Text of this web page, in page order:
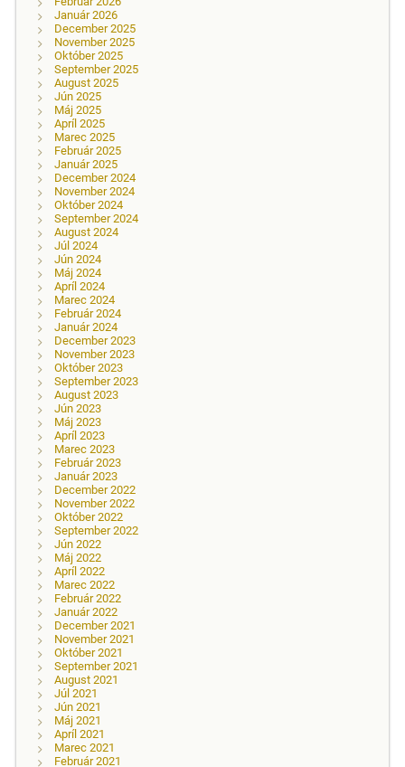
Január 2026
December 2025
November 2025
Október 2025
September 2025
August 2025
Jún 2025
Máj 2025
Apríl 2025
Marec 2025
Február 2025
Január 2025
December 2024
November 2024
Október 2024
September 2024
August 2024
Júl 2024
Jún 2024
Máj 2024
Apríl 2024
Marec 2024
Február 2024
Január 2024
December 2023
November 2023
Október 2023
September 2023
August 2023
Jún 2023
Máj 2023
Apríl 2023
Marec 2023
Február 2023
Január 2023
December 2022
November 2022
Október 2022
September 2022
Jún 2022
Máj 2022
Apríl 2022
Marec 2022
Február 2022
Január 2022
December 2021
November 2021
Október 2021
September 2021
August 2021
Júl 2021
Jún 2021
Máj 2021
Apríl 2021
Marec 2021
Február 2021